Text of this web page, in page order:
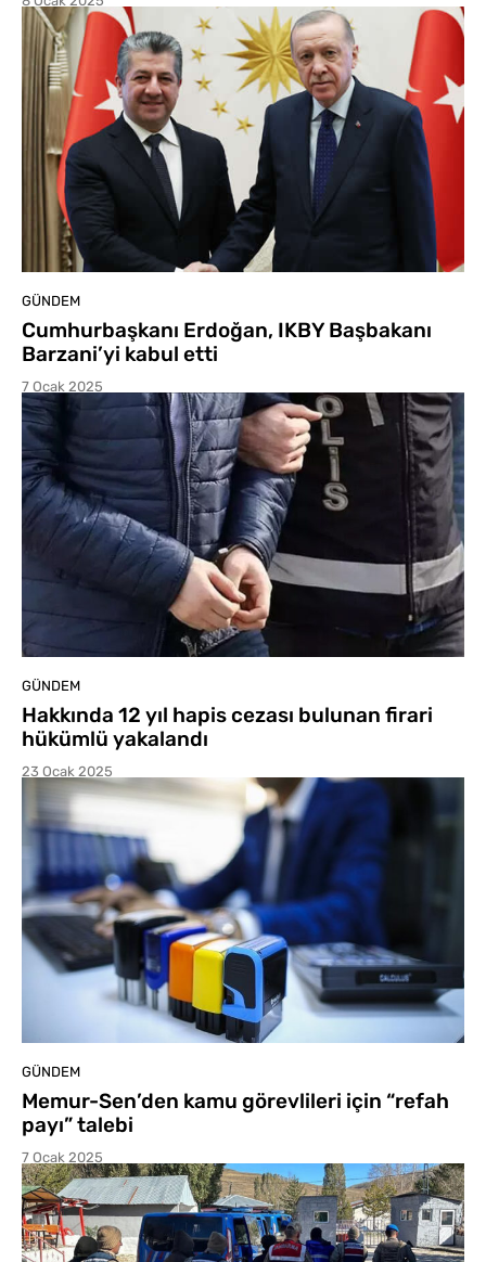
GÜNDEM
Cumhurbaşkanı Erdoğan, IKBY Başbakanı
Barzani’yi kabul etti
7 Ocak 2025
GÜNDEM
Hakkında 12 yıl hapis cezası bulunan firari
hükümlü yakalandı
23 Ocak 2025
GÜNDEM
Memur-Sen’den kamu görevlileri için “refah
payı” talebi
7 Ocak 2025